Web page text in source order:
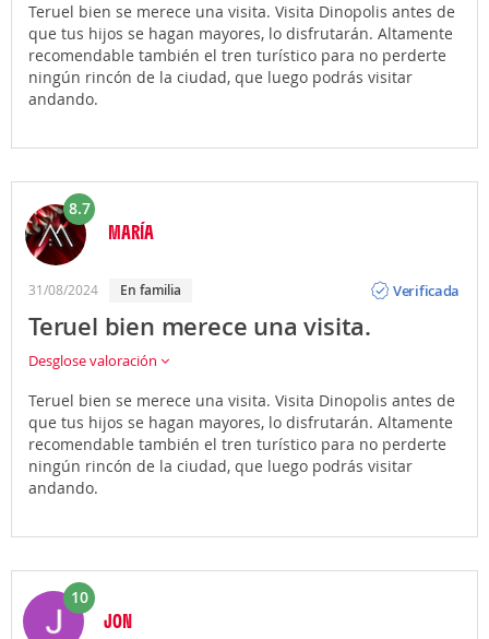
Teruel bien se merece una visita. Visita Dinopolis antes de
que tus hijos se hagan mayores, lo disfrutarán. Altamente
recomendable también el tren turístico para no perderte
ningún rincón de la ciudad, que luego podrás visitar
andando.
8.7
MARÍA
31/08/2024 En familia
Verificada
Teruel bien merece una visita.
Desglose valoración
Teruel bien se merece una visita. Visita Dinopolis antes de
que tus hijos se hagan mayores, lo disfrutarán. Altamente
recomendable también el tren turístico para no perderte
ningún rincón de la ciudad, que luego podrás visitar
andando.
10
JON